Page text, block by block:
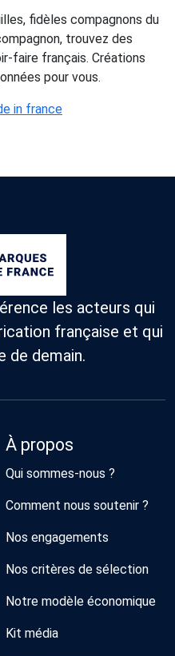
fidèles compagnons du
trouvez des
faire français. Créations
pour vous.
in france
les acteurs qui
française et qui
de demain.
À propos
Qui sommes-nous ?
Comment nous soutenir ?
Nos engagements
Nos critères de sélection
Notre modèle économique
Kit média